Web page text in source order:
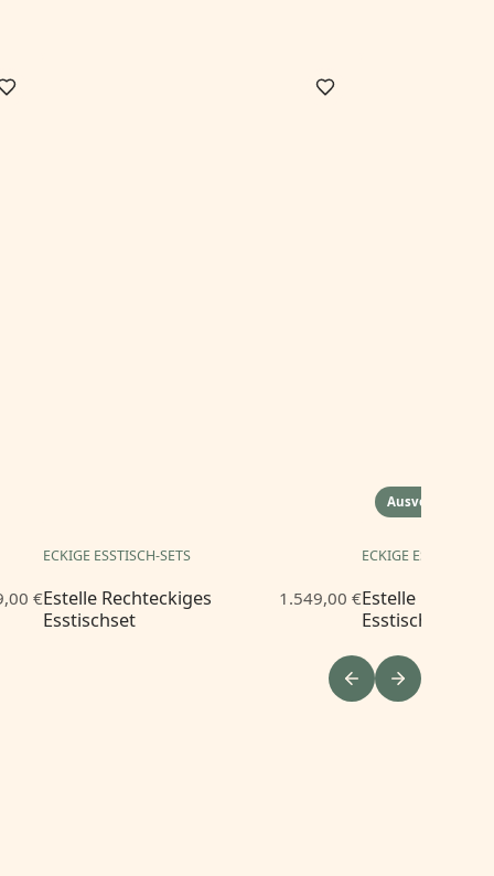
€
ECKIGE ESSTISCH-SETS
Estelle Rechteckiges
Esstischset
1.549,00 €
Ausverkauft
ECKIGE ESSTISCH-
Estelle
Esstischset